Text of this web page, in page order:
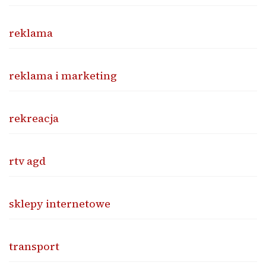
reklama
reklama i marketing
rekreacja
rtv agd
sklepy internetowe
transport